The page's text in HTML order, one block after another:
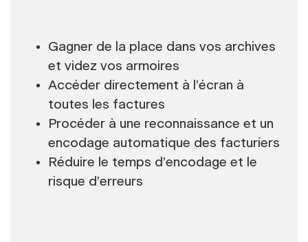
Gagner de la place dans vos archives
et videz vos armoires
Accéder directement à l’écran à
toutes les factures
Procéder à une reconnaissance et un
encodage automatique des facturiers
Réduire le temps d’encodage et le
risque d’erreurs